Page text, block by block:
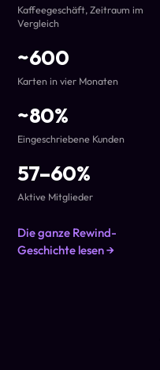
Kaffeegeschäft, Zeitraum im
Vergleich
~600
Karten in vier Monaten
~80%
Eingeschriebene Kunden
57–60%
Aktive Mitglieder
Die ganze Rewind-
Geschichte lesen →